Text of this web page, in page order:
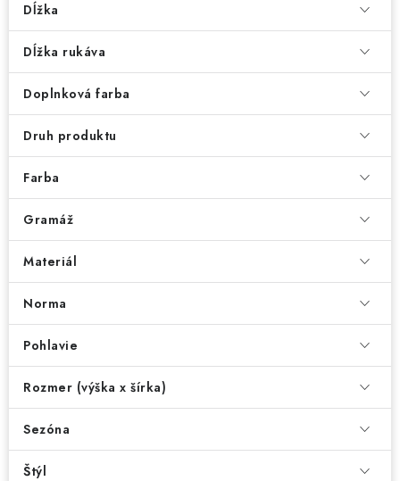
Dĺžka
Dĺžka rukáva
Doplnková farba
Druh produktu
Farba
Gramáž
Materiál
Norma
Pohlavie
Rozmer (výška x šírka)
Sezóna
Štýl